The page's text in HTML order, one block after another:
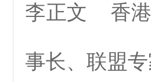
李正文 香港
事长、联盟